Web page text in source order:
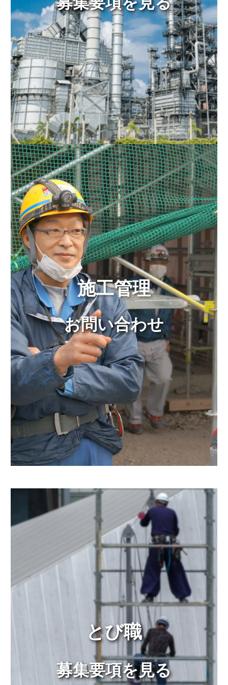
施工管理
お問い合わせ
とび職
募集要項を見る